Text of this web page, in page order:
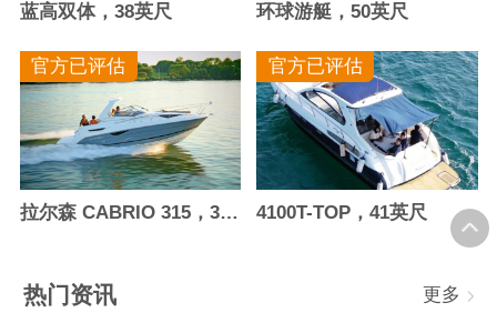
蓝高双体，38英尺 环球游艇，50英尺
官方已评估
拉尔森 CABRIO 315，30.4英尺
官方已评估
4100T-TOP，41英尺
热门资讯 更多